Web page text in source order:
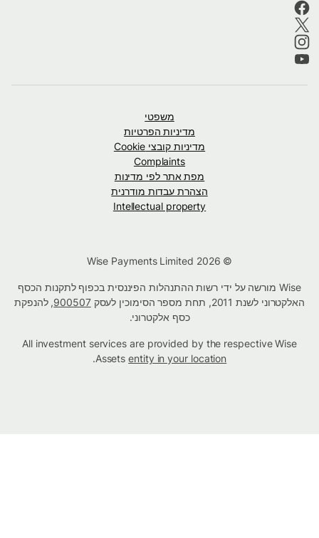
משפטי
מדיניות הפרטיות
מדיניות קובצי Cookie
Complaints
מפת אתר לפי מדינות
הצהרת עבדות מודרנית
Intellectual property
Wise מורשה על ידי רשות ההתנהלות הפיננסית בכפוף לתקנות הכסף
האלקטרוני לשנת 2011, תחת מספר הסימוכין לעסק
900507, להנפקת
כסף אלקטרוני.
All investment services are provided by the respective Wise
Assetsentity in your location
.